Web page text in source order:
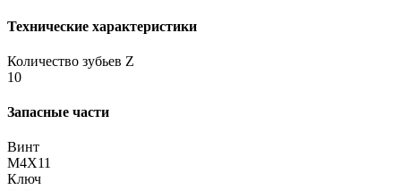
Технические характеристики
Количество зубьев Z
10
Запасные части
Винт
M4X11
Ключ